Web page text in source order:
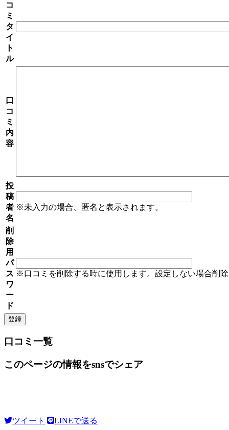
コ
ミ
タ
イ
ト
ル
口
コ
ミ
内
容
投
稿
者
名
※未入力の場合、匿名と表示されます。
削
除
用
パ
ス
ワ
ー
ド
※口コミを削除する時に使用します。設定しない場合削
口コミ一覧
このページの情報をsnsでシェア
ツイート LINEで送る